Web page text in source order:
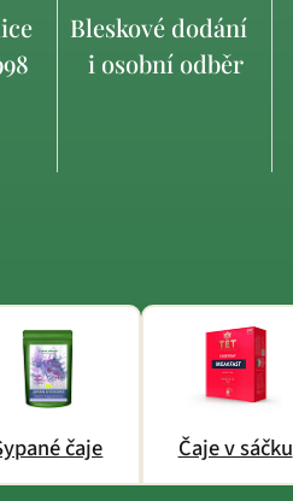
Bleskové dodání
i osobní odběr
čaje Čaje v sáčku